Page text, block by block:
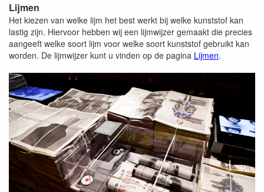
Lijmen
Het kiezen van welke lijm het best werkt bij welke kunststof kan
lastig zijn. Hiervoor hebben wij een lijmwijzer gemaakt die precies
aangeeft welke soort lijm voor welke soort kunststof gebruikt kan
worden. De lijmwijzer kunt u vinden op de pagina Lijmen.